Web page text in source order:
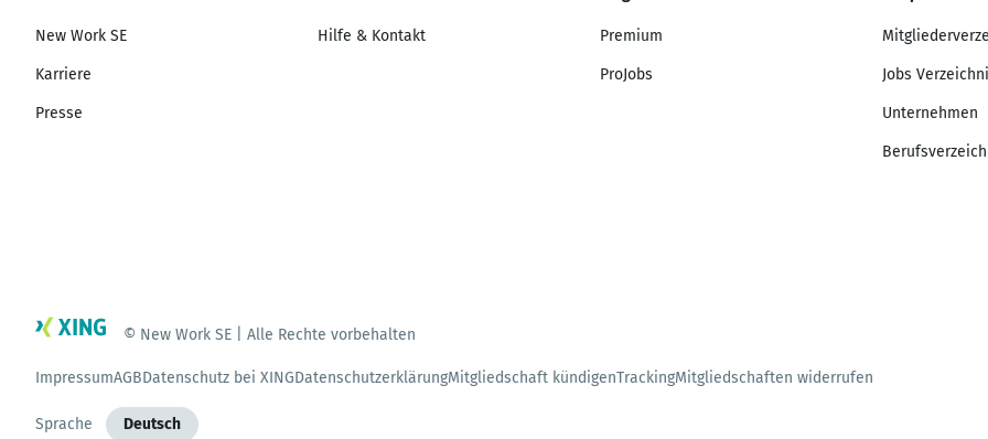
New Work SE
Karriere
Presse
Hilfe & Kontakt Premium
ProJobs Jobs
Unternehmen
© New Work SE | Alle Rechte vorbehalten
ImpressumAGBDatenschutz bei XINGDatenschutzerklärungMitgliedschaft kündigenTrackingMitgliedschaften widerrufen
Sprache Deutsch